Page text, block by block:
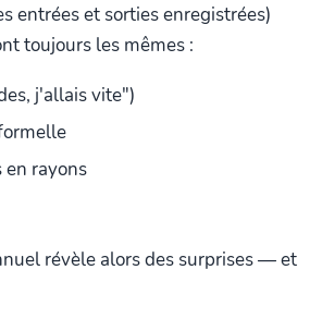
entrées et sorties enregistrées)
toujours les mêmes :
j'allais vite")
en rayons
révèle alors des surprises — et